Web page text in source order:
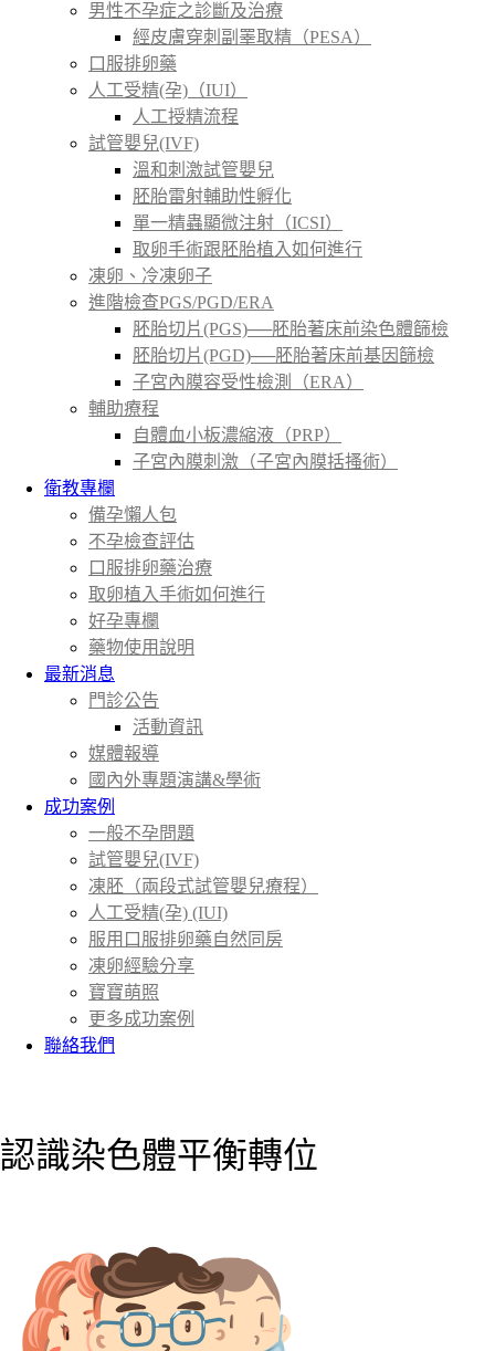
男性不孕症之診斷及治療
經皮膚穿刺副睪取精（PESA）
口服排卵藥
人工受精(孕)（IUI）
人工授精流程
試管嬰兒(IVF)
溫和刺激試管嬰兒
胚胎雷射輔助性孵化
單一精蟲顯微注射（ICSI）
取卵手術跟胚胎植入如何進行
凍卵、冷凍卵子
進階檢查PGS/PGD/ERA
胚胎切片(PGS)──胚胎著床前染色體篩檢
胚胎切片(PGD)──胚胎著床前基因篩檢
子宮內膜容受性檢測（ERA）
輔助療程
自體血小板濃縮液（PRP）
子宮內膜刺激（子宮內膜括搔術）
衛教專欄
備孕懶人包
不孕檢查評估
口服排卵藥治療
取卵植入手術如何進行
好孕專欄
藥物使用說明
最新消息
門診公告
活動資訊
媒體報導
國內外專題演講&學術
成功案例
一般不孕問題
試管嬰兒(IVF)
凍胚（兩段式試管嬰兒療程）
人工受精(孕) (IUI)
服用口服排卵藥自然同房
凍卵經驗分享
寶寶萌照
更多成功案例
聯絡我們
認識染色體平衡轉位